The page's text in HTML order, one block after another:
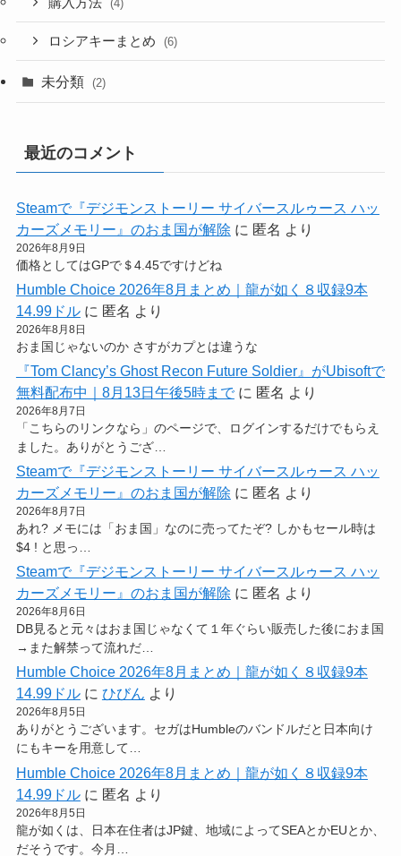
購入方法 (4)
ロシアキーまとめ (6)
未分類 (2)
最近のコメント
Steamで『デジモンストーリー サイバースルゥース ハッ
カーズメモリー』のおま国が解除 に 匿名 より
2026年8月9日
価格としてはGPで＄4.45ですけどね
Humble Choice 2026年8月まとめ｜龍が如く８収録9本
14.99ドルに 匿名 より
2026年8月8日
おま国じゃないのか さすがカプとは違うな
『Tom Clancy’s Ghost Recon Future Soldier』がUbisoftで
無料配布中｜8月13日午後5時までに 匿名 より
2026年8月7日
「こちらのリンクなら」のページで、ログインするだけでもらえ
ました。ありがとうござ…
Steamで『デジモンストーリー サイバースルゥース ハッ
カーズメモリー』のおま国が解除 に 匿名 より
2026年8月7日
あれ? メモには「おま国」なのに売ってたぞ? しかもセール時は
$4 ! と思っ…
Steamで『デジモンストーリー サイバースルゥース ハッ
カーズメモリー』のおま国が解除 に 匿名 より
2026年8月6日
DB見ると元々はおま国じゃなくて１年ぐらい販売した後におま国
→また解禁って流れだ…
Humble Choice 2026年8月まとめ｜龍が如く８収録9本
14.99ドルに ひびん より
2026年8月5日
ありがとうございます。セガはHumbleのバンドルだと日本向け
にもキーを用意して…
Humble Choice 2026年8月まとめ｜龍が如く８収録9本
14.99ドルに 匿名 より
2026年8月5日
龍が如くは、日本在住者はJP鍵、地域によってSEAとかEUとか、
だそうです。今月…